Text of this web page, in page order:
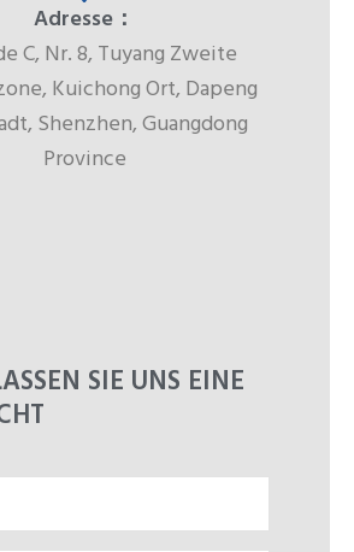
Adresse：
C, Nr. 8, Tuyang Zweite
Kuichong Ort, Dapeng
Shenzhen, Guangdong
Province
SIE UNS EINE